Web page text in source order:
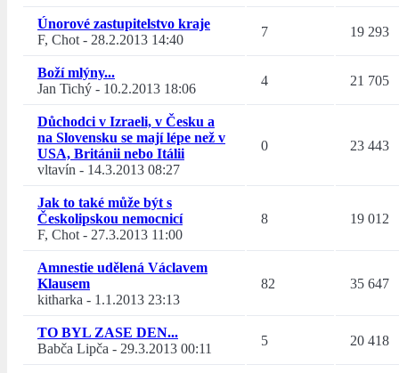
Únorové zastupitelstvo kraje
F, Chot- 28.2.2013 14:40
7 19 293
Boží mlýny...
Jan Tichý - 10.2.2013 18:06
4 21 705
Důchodci v Izraeli, v Česku a
na Slovensku se mají lépe než v
USA, Británii nebo Itálii
vltavín - 14.3.2013 08:27
0 23 443
Jak to také může být s
Českolipskou nemocnicí
F, Chot- 27.3.2013 11:00
8 19 012
Amnestie udělená Václavem
Klausem
kitharka - 1.1.2013 23:13
82 35 647
TO BYL ZASE DEN...
Babča Lipča - 29.3.2013 00:11
5 20 418